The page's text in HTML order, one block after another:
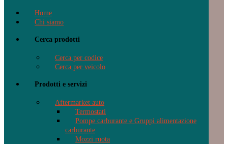
Home
Chi siamo
Cerca prodotti
Cerca per codice
Cerca per veicolo
Prodotti e servizi
Aftermarket auto
Termostati
Pompe carburante e Gruppi alimentazione
carburante
Mozzi ruota